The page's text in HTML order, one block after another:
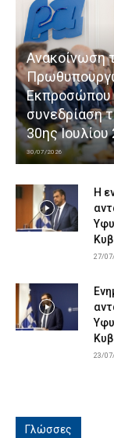
Ανακοίνωση
Εκπροσώπου
συνεδρίαση
30ης Ιουλίου
30/07/2026
Η
27/
23/
Γλώσσες